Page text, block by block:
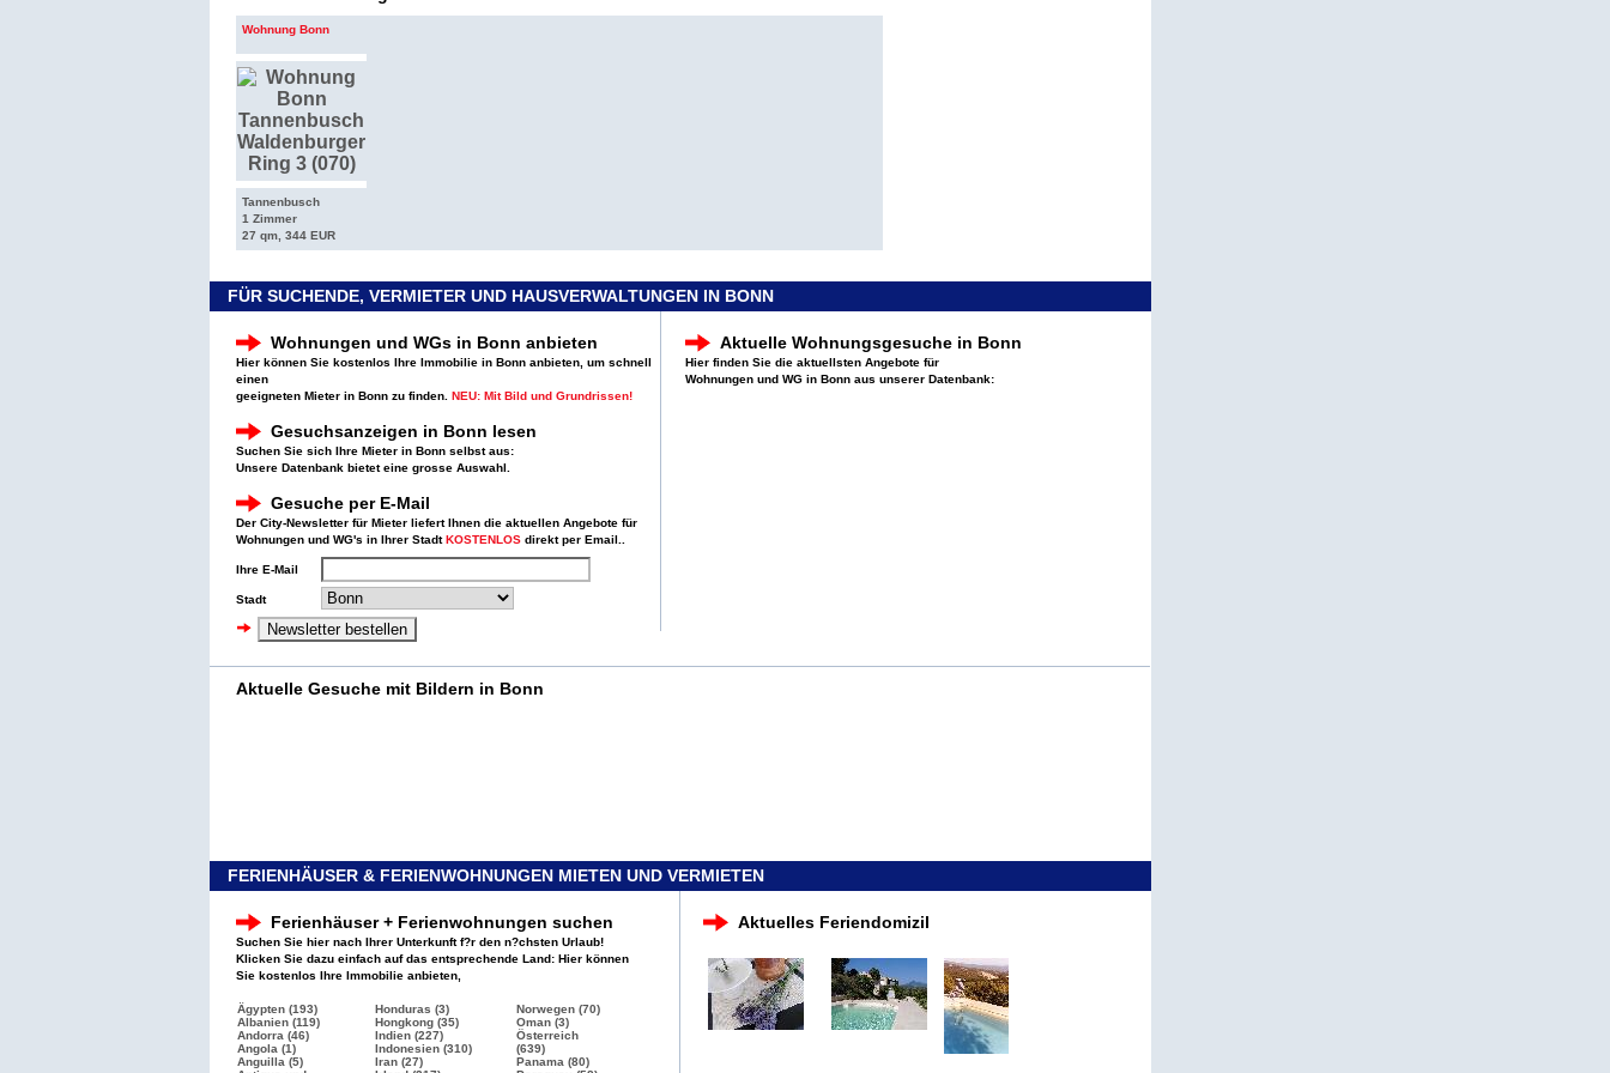
Wohnung Bonn
Tannenbusch
1 Zimmer
27 qm, 344 EUR
FÜR SUCHENDE, VERMIETER UND HAUSVERWALTUNGEN IN BONN
Wohnungen und WGs in Bonn anbieten
Hier können Sie kostenlos Ihre Immobilie in Bonn anbieten, um schnell
einen
geeigneten Mieter in Bonn zu finden. NEU: Mit Bild und Grundrissen!
Gesuchsanzeigen in Bonn lesen
Suchen Sie sich Ihre Mieter in Bonn selbst aus:
Unsere Datenbank bietet eine grosse Auswahl.
Gesuche per E-Mail
Der City-Newsletter für Mieter liefert Ihnen die aktuellen Angebote für
Wohnungen und WG's in Ihrer StadtKOSTENLOS direkt per Email..
Ihre E-Mail
Stadt
Aktuelle Wohnungsgesuche in Bonn
Hier finden Sie die aktuellsten Angebote für
Wohnungen und WG in Bonn aus unserer Datenbank:
Aktuelle Gesuche mit Bildern in Bonn
FERIENHÄUSER & FERIENWOHNUNGEN MIETEN UND VERMIETEN
Ferienhäuser + Ferienwohnungen suchen
Suchen Sie hier nach Ihrer Unterkunft f?r den n?chsten Urlaub!
Klicken Sie dazu einfach auf das entsprechende Land: Hier können
Sie kostenlos Ihre Immobilie anbieten,
Ägypten (193)
Albanien (119)
Andorra (46)
Angola (1)
Anguilla (5)
Honduras (3)
Hongkong (35)
Indien (227)
Indonesien (310)
Iran (27)
Norwegen (70)
Oman (3)
Österreich
(639)
Panama (80)
Aktuelles Feriendomizil